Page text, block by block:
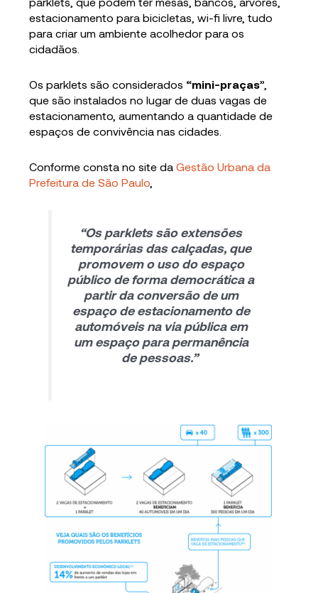
estacionamento para bicicletas, wi-fi livre, tudo
para criar um ambiente acolhedor para os
cidadãos.
Os parklets são considerados “mini-praças”,
que são instalados no lugar de duas vagas de
estacionamento, aumentando a quantidade de
espaços de convivência nas cidades.
Conforme consta no site daGestão Urbana da
Prefeitura de São Paulo
“Os parklets são extensões
temporárias das calçadas, que
promovem o uso do espaço
público de forma democrática a
partir da conversão de um
espaço de estacionamento de
automóveis na via pública em
um espaço para permanência
de pessoas.”